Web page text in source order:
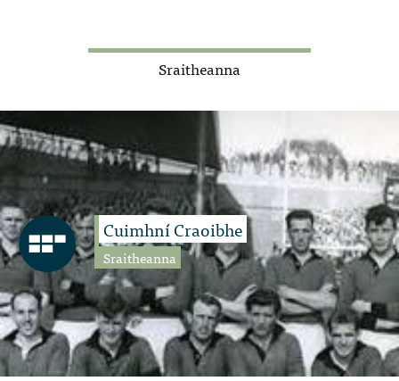
Sraitheanna
Cuimhní Craoibhe
Sraitheanna